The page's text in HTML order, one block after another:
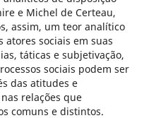
e Michel de Certeau,
assim, um teor analítico
sociais em suas
táticas e subjetivação,
sociais podem ser
das atitudes e
relações que
comuns e distintos.